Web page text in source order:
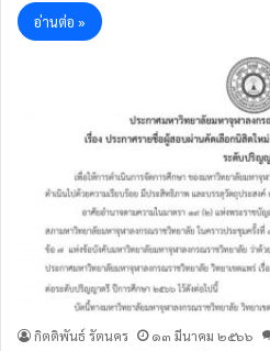
อ่านต่อ »
กิตติพันธ์ รัตนคร ๑๓ มีนาคม ๒๕๖๖